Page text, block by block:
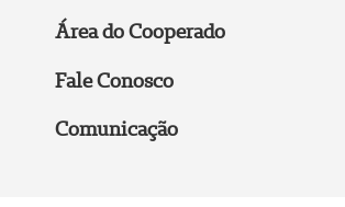
Área do Cooperado
Fale Conosco
Comunicação